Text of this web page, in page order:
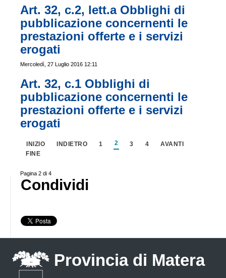
Art. 32, c.2, lett.a Obblighi di
pubblicazione concernenti le
prestazioni offerte e i servizi
erogati
Mercoledì, 27 Luglio 2016 12:11
Art. 32, c.1 Obblighi di
pubblicazione concernenti le
prestazioni offerte e i servizi
erogati
INIZIO INDIETRO 1 2 3 4
AVANTI
FINE
Pagina 2 di 4
Condividi
Provincia di Matera